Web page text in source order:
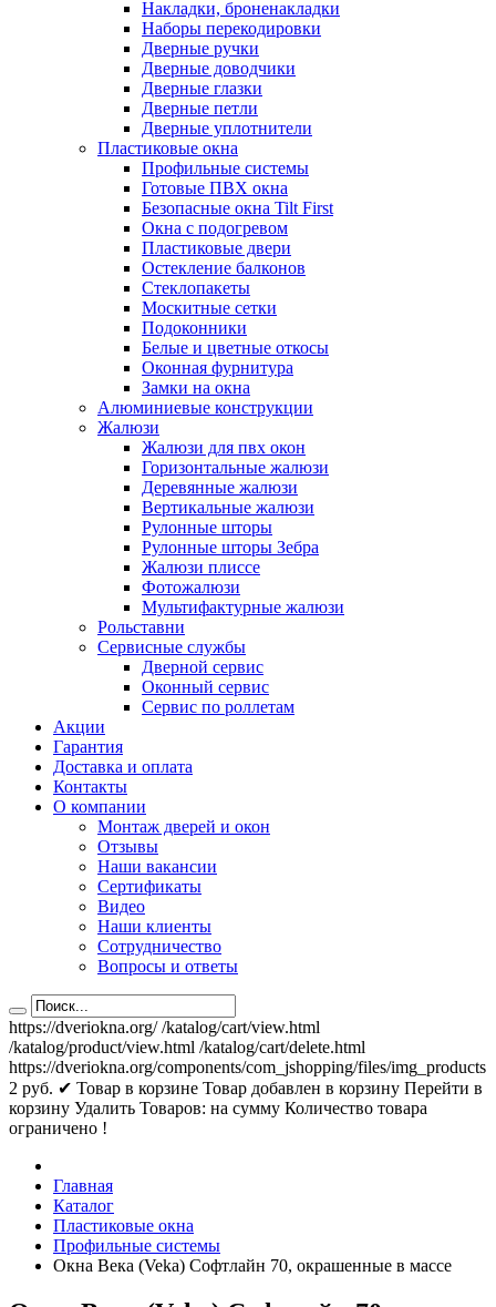
Накладки, броненакладки
Наборы перекодировки
Дверные ручки
Дверные доводчики
Дверные глазки
Дверные петли
Дверные уплотнители
Пластиковые окна
Профильные системы
Готовые ПВХ окна
Безопасные окна Tilt First
Окна с подогревом
Пластиковые двери
Остекление балконов
Стеклопакеты
Москитные сетки
Подоконники
Белые и цветные откосы
Оконная фурнитура
Замки на окна
Алюминиевые конструкции
Жалюзи
Жалюзи для пвх окон
Горизонтальные жалюзи
Деревянные жалюзи
Вертикальные жалюзи
Рулонные шторы
Рулонные шторы Зебра
Жалюзи плиссе
Фотожалюзи
Мультифактурные жалюзи
Рольставни
Сервисные службы
Дверной сервис
Оконный сервис
Сервис по роллетам
Акции
Гарантия
Доставка и оплата
Контакты
О компании
Монтаж дверей и окон
Отзывы
Наши вакансии
Сертификаты
Видео
Наши клиенты
Сотрудничество
Вопросы и ответы
https://dveriokna.org/ /katalog/cart/view.html
/katalog/product/view.html /katalog/cart/delete.html
https://dveriokna.org/components/com_jshopping/files/img_products
2 руб. ✔ Товар в корзине Товар добавлен в корзину Перейти в
корзину Удалить Товаров: на сумму Количество товара
ограничено !
Главная
Каталог
Пластиковые окна
Профильные системы
Окна Века (Veka) Софтлайн 70, окрашенные в массе